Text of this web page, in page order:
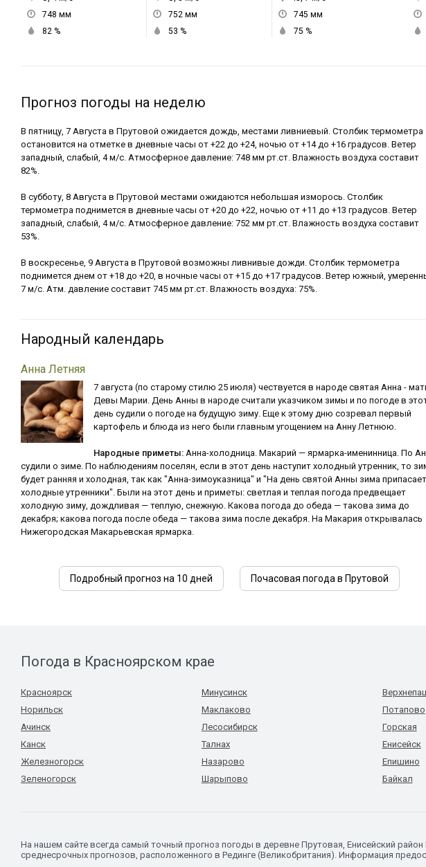
748 мм
82 %
752 мм
53 %
745 мм
75 %
Прогноз погоды на неделю
В пятницу, 7 Августа в Прутовой ожидается дождь, местами ливниевый. Столбик термометра
остановится на отметке в дневные часы от +22 до +24, ночью от +14 до +16 градусов. Ветер
западный, слабый, 4 м/с. Атмосферное давление: 748 мм рт.ст. Влажность воздуха составит
82%.
В субботу, 8 Августа в Прутовой местами ожидаются небольшая изморось. Столбик
термометра поднимется в дневные часы от +20 до +22, ночью от +11 до +13 градусов. Ветер
западный, слабый, 4 м/с. Атмосферное давление: 752 мм рт.ст. Влажность воздуха составит
53%.
В воскресенье, 9 Августа в Прутовой возможны ливнивые дожди. Столбик термометра
поднимется днем от +18 до +20, в ночные часы от +15 до +17 градусов. Ветер южный,
7 м/с. Атм. давление составит 745 мм рт.ст. Влажность воздуха: 75%.
Народный календарь
Анна Летняя
7 августа (по старому стилю 25 июля) чествуется в народе святая Анна -
Девы Марии. День Анны в народе считали указчиком зимы и по погоде в
день судили о погоде на будущую зиму. Еще к этому дню созревал первый
картофель и блюда из него были главным угощением на Анну Летнюю.
Народные приметы: Анна-холодница. Макарий — ярмарка-именинница. По
судили о зиме. По наблюдениям поселян, если в этот день наступит холодный утренник, то
будет ранняя и холодная, так как "Анна-зимоуказница" и "На день святой Анны зима припасает
холодные утренники". Были на этот день и приметы: светлая и теплая погода предвещает
холодную зиму, дождливая — теплую, снежную. Какова погода до обеда — такова зима до
декабря; какова погода после обеда — такова зима после декабря. На Макария открывалась
Нижегородская Макарьевская ярмарка.
Подробный прогноз на 10 дней Почасовая погода в Прутовой
Погода в Красноярском крае
Красноярск
Норильск
Ачинск
Канск
Железногорск
Зеленогорск
Минусинск
Маклаково
Лесосибирск
Талнах
Назарово
Шарыпово
Потапово
Горская
Енисейск
Епишино
Байкал
На нашем сайте всегда самый точный прогноз погоды в деревне Прутовая, Енисейский
среднесрочных прогнозов, расположенного в Рединге (Великобритания). Информация